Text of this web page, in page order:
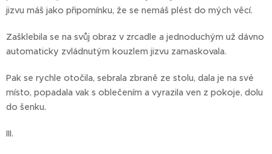
jizvu máš jako připomínku, že se nemáš plést do mých věcí.
Zašklebila se na svůj obraz v zrcadle a jednoduchým už dávno
automaticky zvládnutým kouzlem jizvu zamaskovala.
Pak se rychle otočila, sebrala zbraně ze stolu, dala je na své
místo, popadala vak s oblečením a vyrazila ven z pokoje, dolu
do šenku.
III.